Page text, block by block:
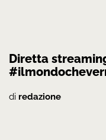
Diretta
di redazione